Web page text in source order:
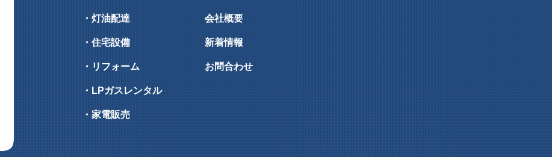
・灯油配達
・住宅設備
・リフォーム
・LPガスレンタル
・家電販売
会社概要
新着情報
お問合わせ